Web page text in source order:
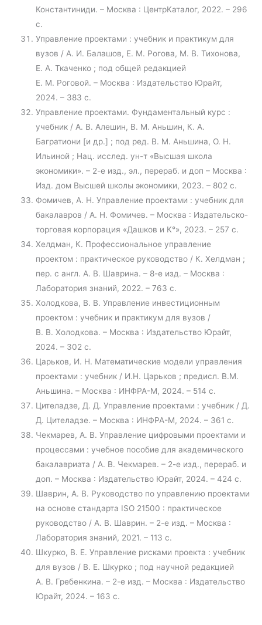
Константиниди. – Москва : ЦентрКаталог, 2022. – 296
с.
Управление проектами : учебник и практикум для
вузов / А. И. Балашов, Е. М. Рогова, М. В. Тихонова,
Е. А. Ткаченко ; под общей редакцией
Е. М. Роговой. – Москва : Издательство Юрайт,
2024. – 383 с.
Управление проектами. Фундаментальный курс :
учебник / А. В. Алешин, В. М. Аньшин, К. А.
Багратиони [и др.] ; под ред. В. М. Аньшина, О. Н.
Ильиной ; Нац. исслед. ун-т «Высшая школа
экономики». – 2-е изд., эл., перераб. и доп – Москва :
Изд. дом Высшей школы экономики, 2023. – 802 с.
Фомичев, А. Н. Управление проектами : учебник для
бакалавров / А. Н. Фомичев. – Москва : Издательско-
торговая корпорация «Дашков и К°», 2023. – 257 с.
Хелдман, К. Профессиональное управление
проектом : практическое руководство / К. Хелдман ;
пер. с англ. А. В. Шаврина. – 8-е изд. – Москва :
Лаборатория знаний, 2022. – 763 с.
Холодкова, В. В. Управление инвестиционным
проектом : учебник и практикум для вузов /
В. В. Холодкова. – Москва : Издательство Юрайт,
2024. – 302 с.
Царьков, И. Н. Математические модели управления
проектами : учебник / И.Н. Царьков ; предисл. В.М.
Аньшина. – Москва : ИНФРА-М, 2024. – 514 с.
Цителадзе, Д. Д. Управление проектами : учебник / Д.
Д. Цителадзе. – Москва : ИНФРА-М, 2024. – 361 с.
Чекмарев, А. В. Управление цифровыми проектами и
процессами : учебное пособие для академического
бакалавриата / А. В. Чекмарев. – 2-е изд., перераб. и
доп. – Москва : Издательство Юрайт, 2024. – 424 с.
Шаврин, А. В. Руководство по управлению проектами
на основе стандарта ISO 21500 : практическое
руководство / А. В. Шаврин. – 2-е изд. – Москва :
Лаборатория знаний, 2021. – 113 с.
Шкурко, В. Е. Управление рисками проекта : учебник
для вузов / В. Е. Шкурко ; под научной редакцией
А. В. Гребенкина. – 2-е изд. – Москва : Издательство
Юрайт, 2024. – 163 с.